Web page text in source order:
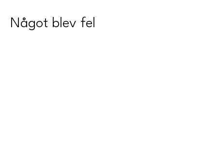
Något blev fel